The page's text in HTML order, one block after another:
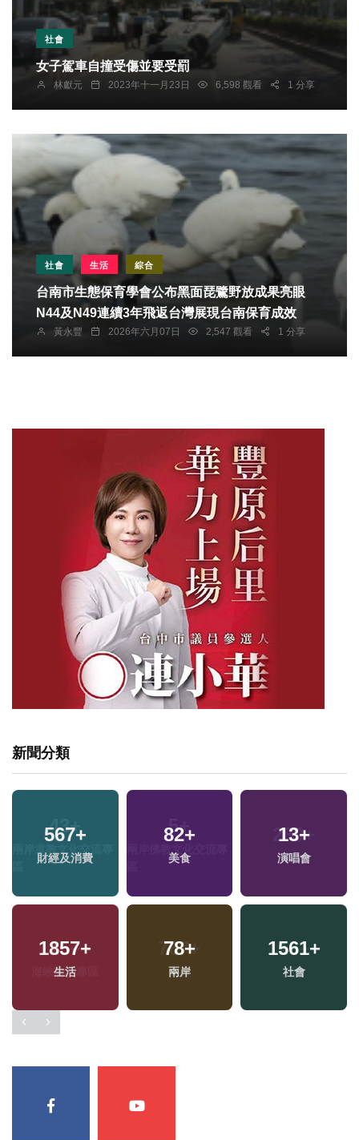
社會
女子駕車自撞受傷並要受罰
林獻元 2023年十一月23日 6,598 觀看 1 分享
社會 生活 綜合
台南市生態保育學會公布黑面琵鷺野放成果亮眼
N44及N49連續3年飛返台灣展現台南保育成效
黃永豐 2026年六月07日 2,547 觀看 1 分享
新聞分類
567+
財經及消費
82+
美食
13+
演唱會
1857+
生活
78+
兩岸
1561+
社會